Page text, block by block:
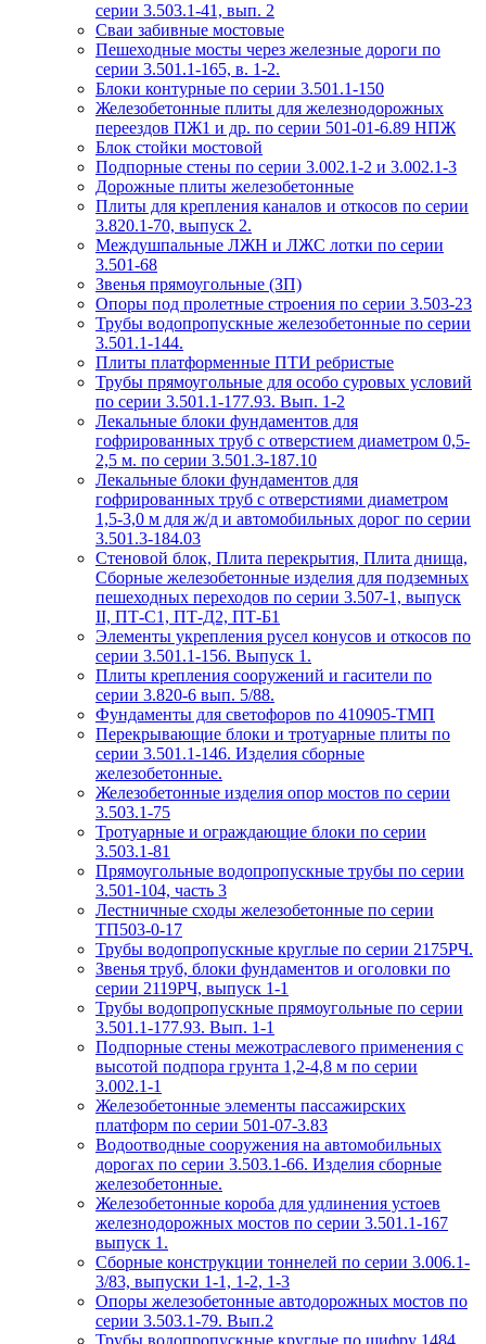
серии 3.503.1-41, вып. 2
Сваи забивные мостовые
Пешеходные мосты через железные дороги по
серии 3.501.1-165, в. 1-2.
Блоки контурные по серии 3.501.1-150
Железобетонные плиты для железнодорожных
переездов ПЖ1 и др. по серии 501-01-6.89 НПЖ
Блок стойки мостовой
Подпорные стены по серии 3.002.1-2 и 3.002.1-3
Дорожные плиты железобетонные
Плиты для крепления каналов и откосов по серии
3.820.1-70, выпуск 2.
Междушпальные ЛЖН и ЛЖС лотки по серии
3.501-68
Звенья прямоугольные (ЗП)
Опоры под пролетные строения по серии 3.503-23
Трубы водопропускные железобетонные по серии
3.501.1-144.
Плиты платформенные ПТИ ребристые
Трубы прямоугольные для особо суровых условий
по серии 3.501.1-177.93. Вып. 1-2
Лекальные блоки фундаментов для
гофрированных труб с отверстием диаметром 0,5-
2,5 м. по серии 3.501.3-187.10
Лекальные блоки фундаментов для
гофрированных труб с отверстиями диаметром
1,5-3,0 м для ж/д и автомобильных дорог по серии
3.501.3-184.03
Стеновой блок, Плита перекрытия, Плита днища,
Сборные железобетонные изделия для подземных
пешеходных переходов по серии 3.507-1, выпуск
II, ПТ-С1, ПТ-Д2, ПТ-Б1
Элементы укрепления русел конусов и откосов по
серии 3.501.1-156. Выпуск 1.
Плиты крепления сооружений и гасители по
серии 3.820-6 вып. 5/88.
Фундаменты для светофоров по 410905-ТМП
Перекрывающие блоки и тротуарные плиты по
серии 3.501.1-146. Изделия сборные
железобетонные.
Железобетонные изделия опор мостов по серии
3.503.1-75
Тротуарные и ограждающие блоки по серии
3.503.1-81
Прямоугольные водопропускные трубы по серии
3.501-104, часть 3
Лестничные сходы железобетонные по серии
ТП503-0-17
Трубы водопропускные круглые по серии 2175РЧ.
Звенья труб, блоки фундаментов и оголовки по
серии 2119РЧ, выпуск 1-1
Трубы водопропускные прямоугольные по серии
3.501.1-177.93. Вып. 1-1
Подпорные стены межотраслевого применения с
высотой подпора грунта 1,2-4,8 м по серии
3.002.1-1
Железобетонные элементы пассажирских
платформ по серии 501-07-3.83
Водоотводные сооружения на автомобильных
дорогах по серии 3.503.1-66. Изделия сборные
железобетонные.
Железобетонные короба для удлинения устоев
железнодорожных мостов по серии 3.501.1-167
выпуск 1.
Сборные конструкции тоннелей по серии 3.006.1-
3/83, выпуски 1-1, 1-2, 1-3
Опоры железобетонные автодорожных мостов по
серии 3.503.1-79. Вып.2
Трубы водопропускные круглые по шифру 1484.